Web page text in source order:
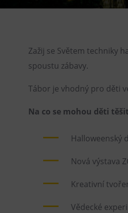
Zažij se Světem techniky
spoustu zábavy.
Tábor je vhodný pro děti
Na co se mohou děti
Halloweenský
Nová výstava
Kreativní
Vědecké